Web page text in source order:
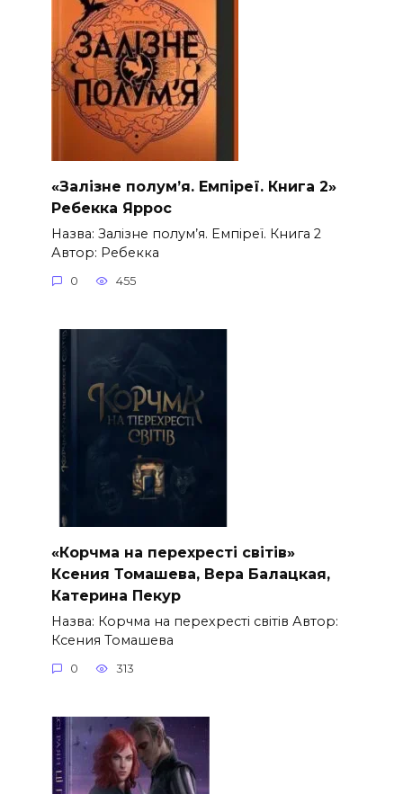
«Залізне полум’я. Емпіреї. Книга 2»
Ребекка Яррос
Назва: Залізне полум’я. Емпіреї. Книга 2
Автор: Ребекка
0 455
«Корчма на перехресті світів»
Ксения Томашева, Вера Балацкая,
Катерина Пекур
Назва: Корчма на перехресті світів Автор:
Ксения Томашева
0 313